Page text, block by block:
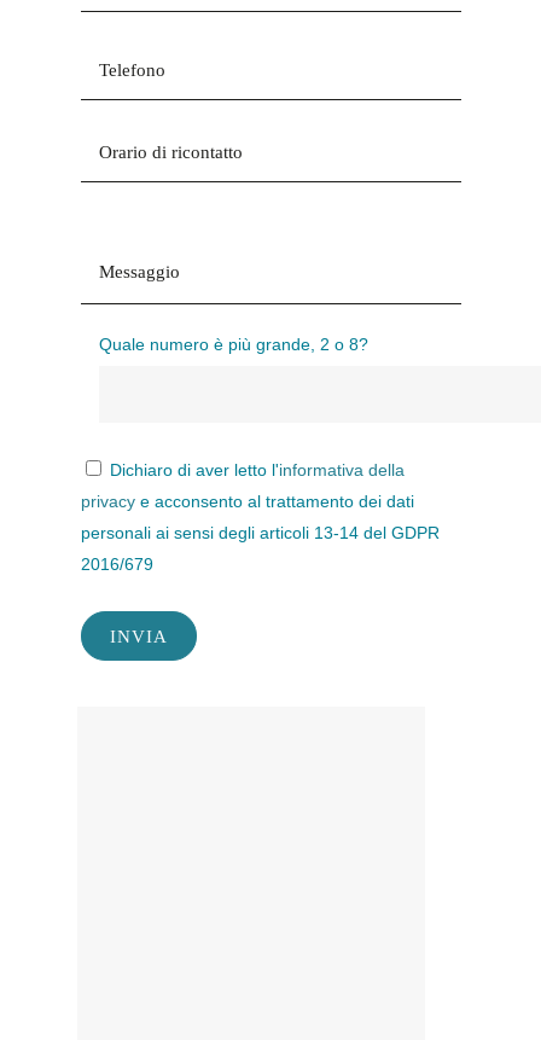
Quale numero è più grande, 2 o 8?
Dichiaro di aver letto l'informativa della
privacye acconsento al trattamento dei dati
personali ai sensi degli articoli 13-14 del GDPR
2016/679